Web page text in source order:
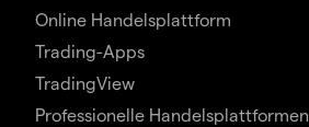
Online Handelsplattform
Trading-Apps
TradingView
Professionelle Handelsplattformen